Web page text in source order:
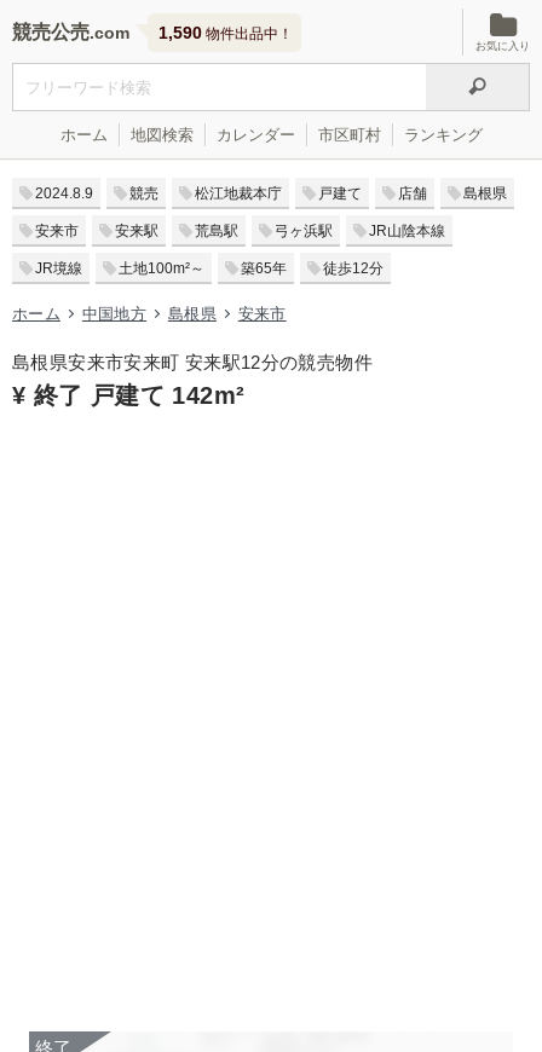
競売公売 1,590 物件出品中！
お気に入り
ホーム 地図検索 カレンダー 市区町村 ランキング
2024.8.9 競売 松江地裁本庁 戸建て 店舗 島根県
安来市 安来駅 荒島駅 弓ヶ浜駅 JR山陰本線
JR境線 土地100m²～ 築65年 徒歩12分
ホーム 中国地方 島根県 安来市
島根県安来市安来町 安来駅12分の競売物件
¥ 終了 戸建て 142m²